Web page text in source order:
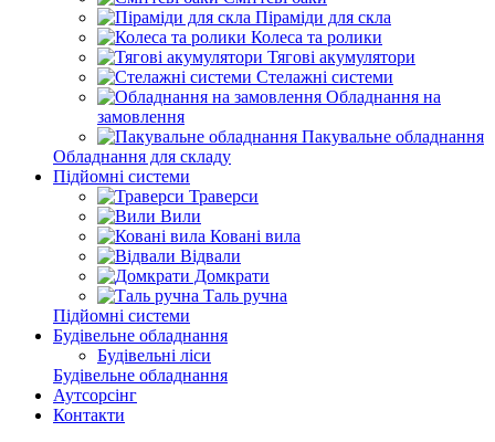
Піраміди для скла
Колеса та ролики
Тягові акумулятори
Стелажні системи
Обладнання на
замовлення
Пакувальне обладнання
Обладнання для складу
Підйомні системи
Траверси
Вили
Ковані вила
Відвали
Домкрати
Таль ручна
Підйомні системи
Будівельне обладнання
Будівельні ліси
Будівельне обладнання
Аутсорсінг
Контакти